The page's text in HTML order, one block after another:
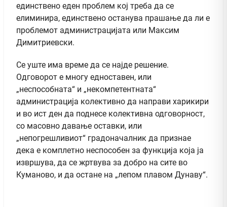
единствено еден проблем кој треба да се
елиминира, единствено останува прашање да ли е
проблемот администрацијата или Максим
Димитриевски.
Се уште има време да се најде решение.
Одговорот е многу едноставен, или
„неспособната“ и „некомпетентната“
администрација колективно да направи харикири
и во ист ден да поднесе колективна одговорност,
со масовно давање оставки, или
„непогрешливиот“ градоначалник да признае
дека е комплетно неспособен за функција која ја
извршува, да се жртвува за добро на сите во
Куманово, и да остане на „лепом плавом Дунаву“.